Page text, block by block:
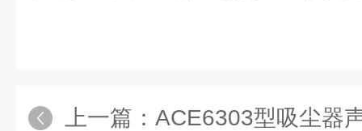
上一篇： ACE6303型吸尘器声功